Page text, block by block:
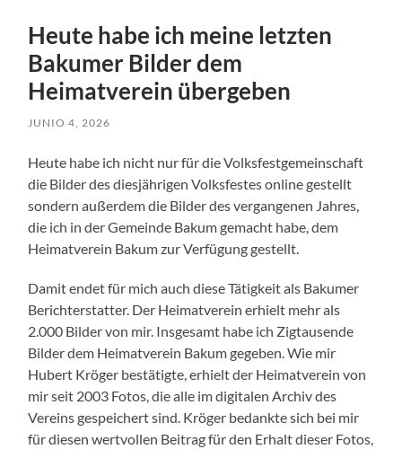
Heute habe ich meine letzten
Bakumer Bilder dem
Heimatverein übergeben
JUNIO 4, 2026
Heute habe ich nicht nur für die Volksfestgemeinschaft
die Bilder des diesjährigen Volksfestes online gestellt
sondern außerdem die Bilder des vergangenen Jahres,
die ich in der Gemeinde Bakum gemacht habe, dem
Heimatverein Bakum zur Verfügung gestellt.
Damit endet für mich auch diese Tätigkeit als Bakumer
Berichterstatter. Der Heimatverein erhielt mehr als
2.000 Bilder von mir. Insgesamt habe ich Zigtausende
Bilder dem Heimatverein Bakum gegeben. Wie mir
Hubert Kröger bestätigte, erhielt der Heimatverein von
mir seit 2003 Fotos, die alle im digitalen Archiv des
Vereins gespeichert sind. Kröger bedankte sich bei mir
für diesen wertvollen Beitrag für den Erhalt dieser Fotos,